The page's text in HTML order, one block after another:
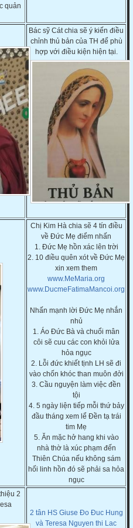
quản
Bác sỹ Cát chia sẽ ý kiến điều
chỉnh thủ bản của TH để phù
hợp với điều kiện hiện tại.
Chị Kim Hà chia sẽ 4 tín điều
về Đức Mẹ điểm nhấn
1. Đức Mẹ hồn xác lên trời
2. 10 điều quên xót về Đức Mẹ
xin xem them
www.MeMaria.org
www.DucmeFatimaMancoi.org
Nhấn mạnh lời Đức Mẹ nhắn
nhủ
1. Áo Đức Bà và chuổi mân
côi sẽ cuu các con khỏi lửa
hỏa ngục
2. Lỗi đức khiết tịnh LH sẽ đi
vào chốn khóc than muôn đởi
3. Cầu nguyện làm việc đền
tội
4. 5 ngày liện tiếp mỗi thứ bảy
đầu tháng xem lể Đền tạ trái
tim Mẹ
5. Ăn mặc hở hang khi vào
nhà thờ là xúc phạm đến
Thiên Chúa nếu không sám
hối linh hồn đó sẽ phải sa hỏa
ngục
2
2 tân HS Giuse Đo Đuc Hung
và Teresa Nguyen thi Lac